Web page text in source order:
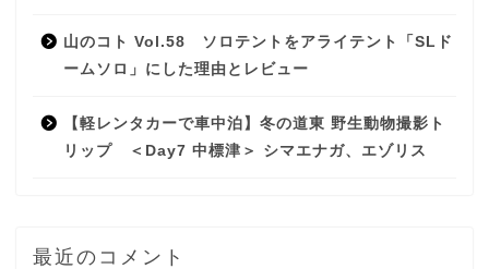
山のコト Vol.58 ソロテントをアライテント「SLド
ームソロ」にした理由とレビュー
【軽レンタカーで車中泊】冬の道東 野生動物撮影ト
リップ ＜Day7 中標津＞ シマエナガ、エゾリス
最近のコメント